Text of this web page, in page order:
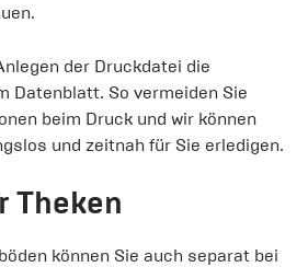
der Druckdatei die
Datenblatt. So vermeiden Sie
beim Druck und wir können
und zeitnah für Sie erledigen.
Theken
können Sie auch separat bei